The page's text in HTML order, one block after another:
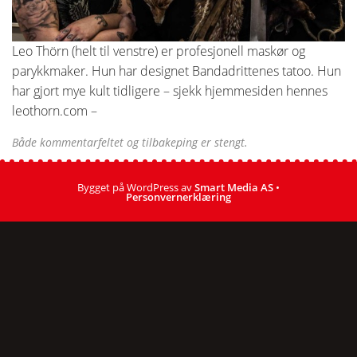
Leo Thörn (helt til venstre) er profesjonell maskør og
parykkmaker. Hun har designet Bandadrittenes tatoo. Hun
har gjort mye kult tidligere – sjekk hjemmesiden hennes
leothorn.com –
Både kommentarfeltet og tilbakeping er stengt.
Bygget på WordPress avSmart Media AS •
Personvernerklæring